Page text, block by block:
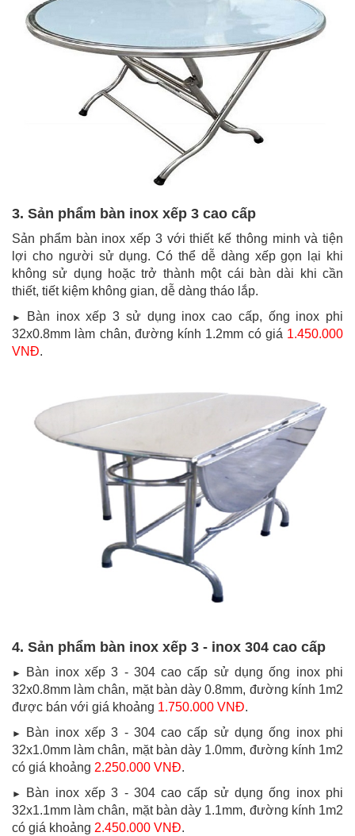
3. Sản phẩm bàn inox xếp 3 cao cấp
Sản phẩm bàn inox xếp 3 với thiết kế thông minh và tiện
lợi cho người sử dụng. Có thể dễ dàng xếp gọn lại khi
không sử dụng hoặc trở thành một cái bàn dài khi cần
thiết, tiết kiệm không gian, dễ dàng tháo lắp.
►
Bàn inox xếp 3 sử dụng inox cao cấp, ống inox phi
32x0.8mm làm chân, đường kính 1.2mm có giá 1.450.000
VNĐ.
4. Sản phẩm bàn inox xếp 3 - inox 304 cao cấp
►
Bàn inox xếp 3 - 304 cao cấp sử dụng ống inox phi
32x0.8mm làm chân, mặt bàn dày 0.8mm, đường kính 1m2
được bán với giá khoảng 1.750.000 VNĐ.
►
Bàn inox xếp 3 - 304 cao cấp sử dụng ống inox phi
32x1.0mm làm chân, mặt bàn dày 1.0mm, đường kính 1m2
có giá khoảng 2.250.000 VNĐ.
►
Bàn inox xếp 3 - 304 cao cấp sử dụng ống inox phi
32x1.1mm làm chân, mặt bàn dày 1.1mm, đường kính 1m2
có giá khoảng 2.450.000 VNĐ.